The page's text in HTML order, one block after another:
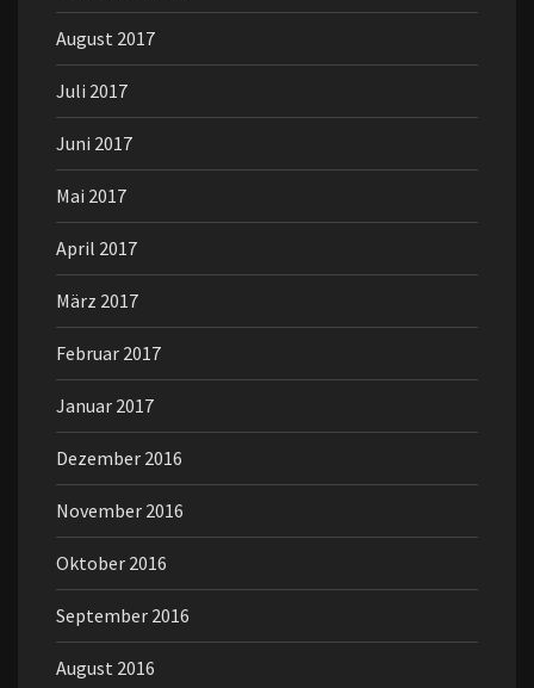
August 2017
Juli 2017
Juni 2017
Mai 2017
April 2017
März 2017
Februar 2017
Januar 2017
Dezember 2016
November 2016
Oktober 2016
September 2016
August 2016